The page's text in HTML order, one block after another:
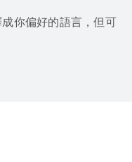
你偏好的語言，但可